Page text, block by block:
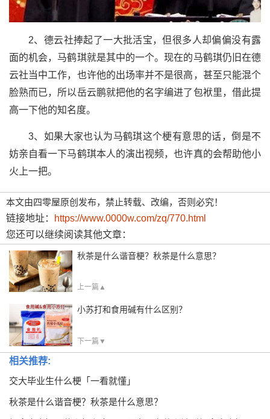
2、德云社捧起了一大批活宝，但很多人却偏偏没有露
面的机会，马鹤琪就是其中的一个。现在的马鹤琪仍旧在德
云社当中工作，也许他的出场率并不是很高，甚至只能混个
脸熟而已，所以岳云鹏就把他的名字编进了包袱里，借此提
高一下他的知名度。
3、如果大家也认为马鹤琪这个梗有意思的话，倒是不
妨亲自看一下马鹤琪本人的演出视频，也许真的会帮助他小
火上一把。
本文由四零屋原创发布，禁止转载、改编，否则必究！
链接地址：
https://www.0000w.com/zq/770.html
您还可以继续阅读其他文章：
秋茶是什么谐音梗？秋茶是什么意思？
上一篇▲
小苏打和食用碱有什么区别？
下一篇▼
相关推荐:
交大毕业生什么梗「一看就懂」
秋茶是什么谐音梗？秋茶是什么意思？